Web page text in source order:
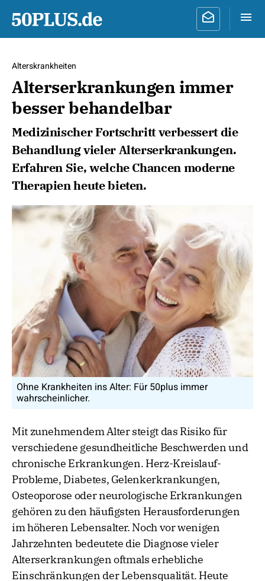
Alterskrankheiten
Alterserkrankungen immer
besser behandelbar
Medizinischer Fortschritt verbessert die
Behandlung vieler Alterserkrankungen.
Erfahren Sie, welche Chancen moderne
Therapien heute bieten.
Ohne Krankheiten ins Alter: Für 50plus immer
wahrscheinlicher.
Mit zunehmendem Alter steigt das Risiko für
verschiedene gesundheitliche Beschwerden und
chronische Erkrankungen. Herz-Kreislauf-
Probleme, Diabetes, Gelenkerkrankungen,
Osteoporose oder neurologische Erkrankungen
gehören zu den häufigsten Herausforderungen
im höheren Lebensalter. Noch vor wenigen
Jahrzehnten bedeutete die Diagnose vieler
Alterserkrankungen oftmals erhebliche
Einschränkungen der Lebensqualität. Heute